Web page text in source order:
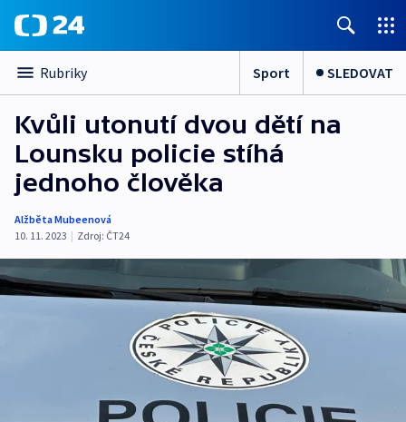
Rubriky Sport SLEDOVAT
Kvůli utonutí dvou dětí na
Lounsku policie stíhá
jednoho člověka
Alžběta Mubeenová
10. 11. 2023 | Zdroj: ČT24